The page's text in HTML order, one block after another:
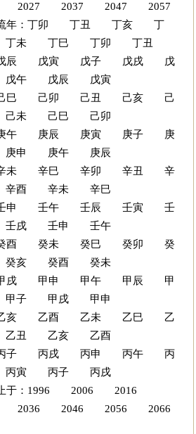
2027 2037 2047 2057
年：丁卯 丁丑 丁亥 丁
未 丁巳 丁卯 丁丑
辰 戊寅 戊子 戊戌 戊
午 戊辰 戊寅
巳 己卯 己丑 己亥 己
未 己巳 己卯
午 庚辰 庚寅 庚子 庚
申 庚午 庚辰
未 辛巳 辛卯 辛丑 辛
酉 辛未 辛巳
申 壬午 壬辰 壬寅 壬
戌 壬申 壬午
酉 癸未 癸巳 癸卯 癸
亥 癸酉 癸未
戌 甲申 甲午 甲辰 甲
子 甲戌 甲申
亥 乙酉 乙未 乙巳 乙
丑 乙亥 乙酉
子 丙戌 丙申 丙午 丙
寅 丙子 丙戌
于：1996 2006 2016
2036 2046 2056 2066